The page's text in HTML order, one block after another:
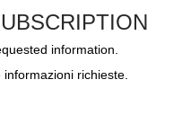
information.
richieste.